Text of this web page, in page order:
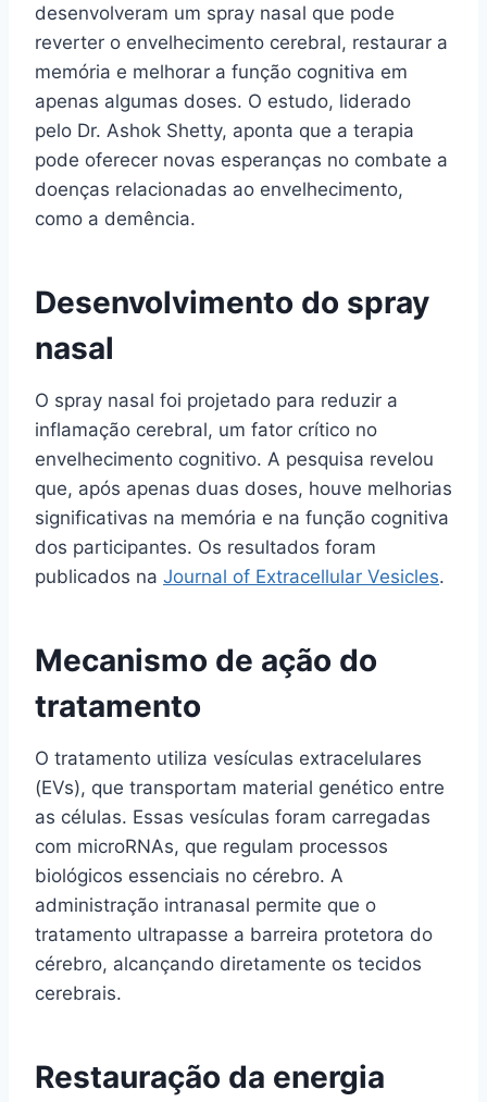
desenvolveram um spray nasal que pode
reverter o envelhecimento cerebral, restaurar a
memória e melhorar a função cognitiva em
apenas algumas doses. O estudo, liderado
pelo Dr. Ashok Shetty, aponta que a terapia
pode oferecer novas esperanças no combate a
doenças relacionadas ao envelhecimento,
como a demência.
Desenvolvimento do spray
nasal
O spray nasal foi projetado para reduzir a
inflamação cerebral, um fator crítico no
envelhecimento cognitivo. A pesquisa revelou
que, após apenas duas doses, houve melhorias
significativas na memória e na função cognitiva
dos participantes. Os resultados foram
publicados na Journal of Extracellular Vesicles.
Mecanismo de ação do
tratamento
O tratamento utiliza vesículas extracelulares
(EVs), que transportam material genético entre
as células. Essas vesículas foram carregadas
com microRNAs, que regulam processos
biológicos essenciais no cérebro. A
administração intranasal permite que o
tratamento ultrapasse a barreira protetora do
cérebro, alcançando diretamente os tecidos
cerebrais.
Restauração da energia